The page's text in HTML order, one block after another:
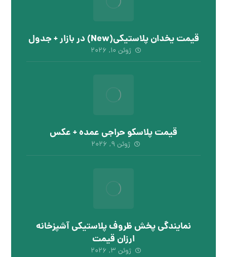
قیمت یخدان پلاستیکی(New) در بازار + جدول
ژوئن ۱۰, ۲۰۲۶
قیمت پلاسکو حراجی عمده + عکس
ژوئن ۹, ۲۰۲۶
نمایندگی پخش ظروف پلاستیکی آشپزخانه
ارزان قیمت
ژوئن ۳, ۲۰۲۶